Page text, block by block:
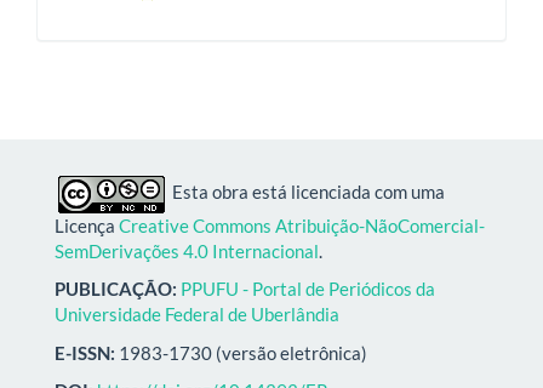
Esta obra está licenciada com uma
Licença Creative Commons Atribuição-NãoComercial-
SemDerivações 4.0 Internacional.
PUBLICAÇÃO: PPUFU - Portal de Periódicos da
Universidade Federal de Uberlândia
E-ISSN: 1983-1730 (versão eletrônica)